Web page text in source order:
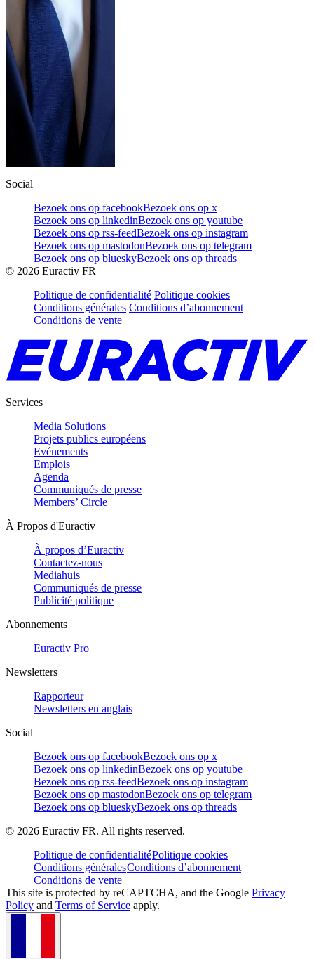
Social
Bezoek ons op facebookBezoek ons op x
Bezoek ons op linkedinBezoek ons op youtube
Bezoek ons op rss-feedBezoek ons op instagram
Bezoek ons op mastodonBezoek ons op telegram
Bezoek ons op blueskyBezoek ons op threads
© 2026 Euractiv FR
Politique de confidentialité Politique cookies
Conditions générales Conditions d’abonnement
Conditions de vente
Services
Media Solutions
Projets publics européens
Evénements
Emplois
Agenda
Communiqués de presse
Members’ Circle
À Propos d'Euractiv
À propos d’Euractiv
Contactez-nous
Mediahuis
Communiqués de presse
Publicité politique
Abonnements
Euractiv Pro
Newsletters
Rapporteur
Newsletters en anglais
Social
Bezoek ons op facebookBezoek ons op x
Bezoek ons op linkedinBezoek ons op youtube
Bezoek ons op rss-feedBezoek ons op instagram
Bezoek ons op mastodonBezoek ons op telegram
Bezoek ons op blueskyBezoek ons op threads
© 2026 Euractiv FR. All rights reserved.
Politique de confidentialitéPolitique cookies
Conditions généralesConditions d’abonnement
Conditions de vente
This site is protected by reCAPTCHA, and the Google Privacy
Policy and Terms of Service apply.